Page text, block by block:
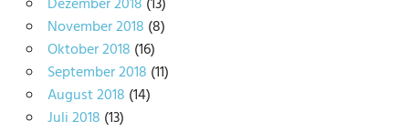
Dezember 2018 (13)
November 2018 (8)
Oktober 2018 (16)
September 2018 (11)
August 2018 (14)
Juli 2018 (13)